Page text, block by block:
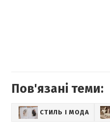
Пов'язані теми:
СТИЛЬ І МОДА